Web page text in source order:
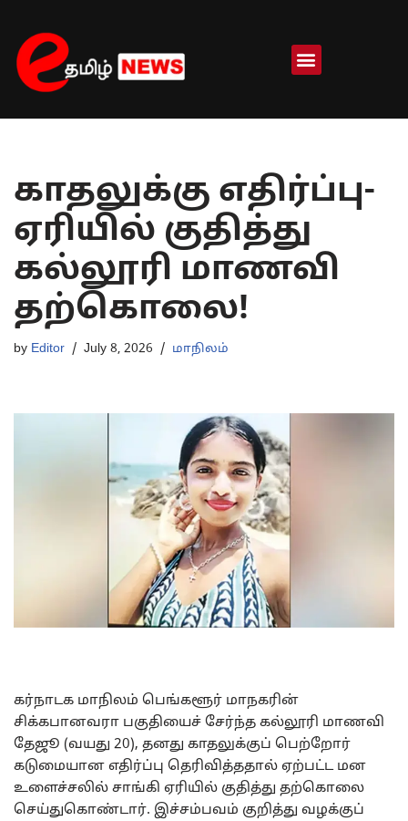
Skip
to
content
காதலுக்கு எதிர்ப்பு-
ஏரியில் குதித்து
கல்லூரி மாணவி
தற்கொலை!
by Editor July 8, 2026 மாநிலம்
கர்நாடக மாநிலம் பெங்களூர் மாநகரின்
சிக்கபானவரா பகுதியைச் சேர்ந்த கல்லூரி மாணவி
தேஜூ (வயது 20), தனது காதலுக்குப் பெற்றோர்
கடுமையான எதிர்ப்பு தெரிவித்ததால் ஏற்பட்ட மன
உளைச்சலில் சாங்கி ஏரியில் குதித்து தற்கொலை
செய்துகொண்டார். இச்சம்பவம் குறித்து வழக்குப்